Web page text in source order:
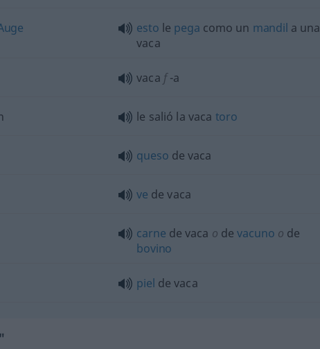
esto le pega como un mandil a una
vaca
vaca f-a
le salió la vaca toro
queso de vaca
ve de vaca
carne de vaca o devacuno o de
bovino
piel de vaca